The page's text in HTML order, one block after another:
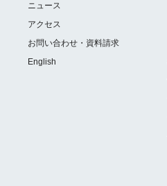
ニュース
アクセス
お問い合わせ・資料請求
English